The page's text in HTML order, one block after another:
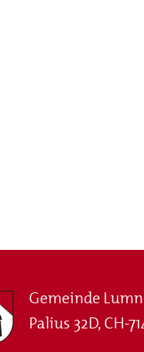
Gemeinde
Palius 32D, CH-